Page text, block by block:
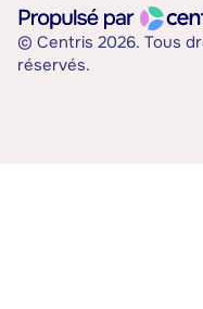
© Centris 2026. Tous
réservés.